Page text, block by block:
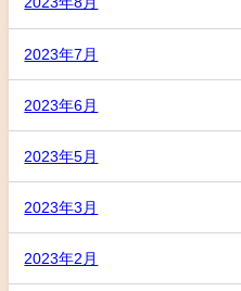
2023年7月
2023年6月
2023年5月
2023年3月
2023年2月